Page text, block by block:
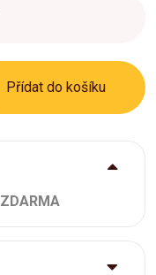
Přídat do košíku
ZDARMA